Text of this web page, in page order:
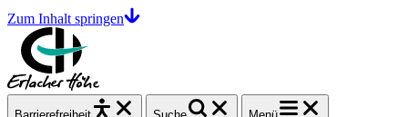
Zum Inhalt springen